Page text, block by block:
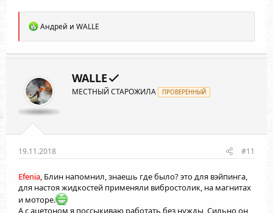
Р
а
к
и
и
:
Андрей и WALLE
WALLE
МЕСТНЫЙ СТАРОЖИЛА ПРОВЕРЕННЫЙ
19.11.2018 #11
Efenia, Блин напомнил, знаешь где было? это для вэйпинга,
для настоя жидкостей применяли вибростолик, на магнитах
и моторе.